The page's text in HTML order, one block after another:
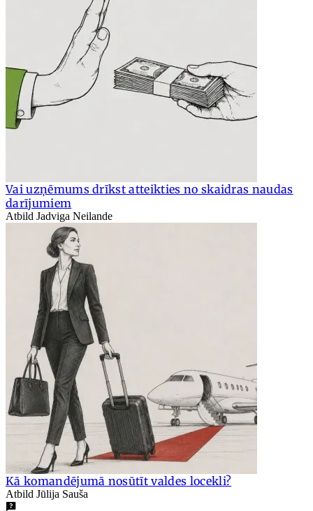
Vai uzņēmums drīkst atteikties no skaidras naudas
darījumiem
Atbild Jadviga Neilande
Kā komandējumā nosūtīt valdes locekli?
Atbild Jūlija Sauša